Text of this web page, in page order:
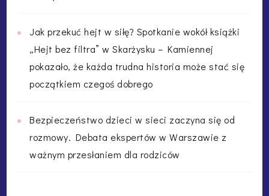
Jak przekuć hejt w siłę? Spotkanie wokół książki
„Hejt bez filtra” w Skarżysku – Kamiennej
pokazało, że każda trudna historia może stać się
początkiem czegoś dobrego
Bezpieczeństwo dzieci w sieci zaczyna się od
rozmowy. Debata ekspertów w Warszawie z
ważnym przesłaniem dla rodziców